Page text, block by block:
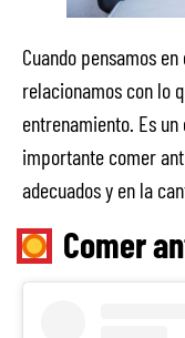
Cuando pensamos
relacionamos con lo
entrenamiento. Es
importante comer
adecuados y en la
Comer